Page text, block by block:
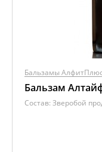
Бальзамы АлфитПлюс
Бальзам
Состав: Зверобой